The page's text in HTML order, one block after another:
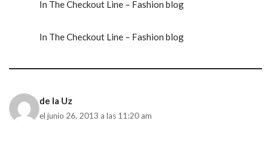
In The Checkout Line – Fashion blog
In The Checkout Line – Fashion blog
de la Uz
el junio 26, 2013 a las 11:20 am